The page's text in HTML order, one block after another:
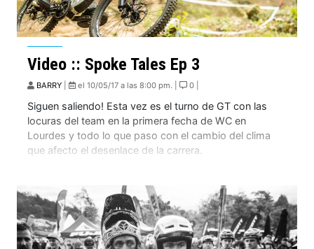
Video :: Spoke Tales Ep 3
BARRY el 10/05/17 a las 8:00 pm. | 0 |
Siguen saliendo! Esta vez es el turno de GT con las
locuras del team en la primera fecha de WC en
Lourdes y todo lo que paso con el cambio del clima
que afecto el desenlace de la carrera.